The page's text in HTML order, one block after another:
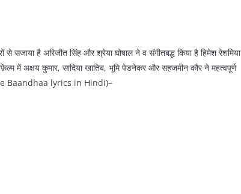
से सजाया है अरिजीत सिंह और श्रेया घोषाल ने व संगीतबद्ध किया है हिमेश रेशमिया
में अक्षय कुमार, सादिया खातिब, भूमि पेडनेकर और सहजमीन कौर ने महत्वपूर्ण
Se Baandhaa lyrics in Hindi)–